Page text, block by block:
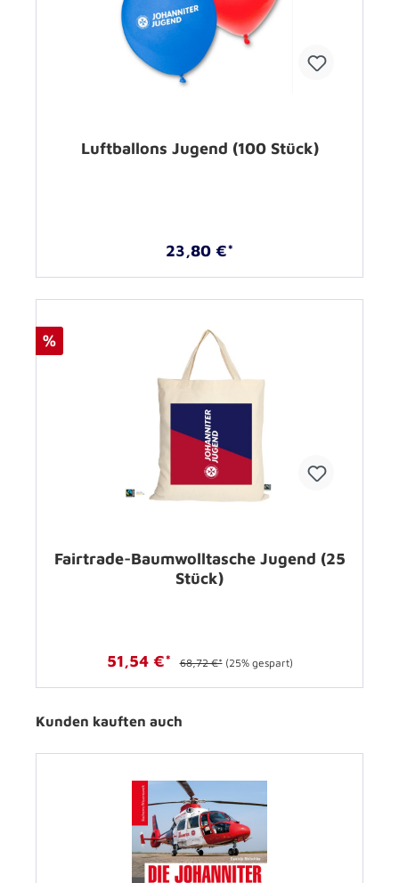
Luftballons Jugend (100 Stück)
23,80 €*
%
Fairtrade-Baumwolltasche Jugend (25
Stück)
51,54 €* 68,72 €* (25% gespart)
Kunden kauften auch